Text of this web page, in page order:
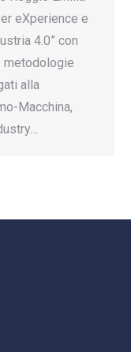
eXperience e
4.0” con
metodologie
alla
Macchina,